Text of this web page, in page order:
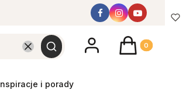
Wyczyść
Szukaj
Produkty w
inspiracje i porady